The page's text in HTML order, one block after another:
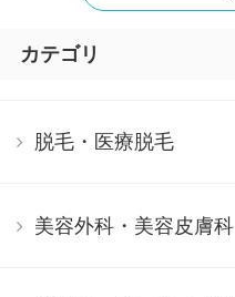
カテゴリ
脱毛・医療脱毛
美容外科・美容皮膚科